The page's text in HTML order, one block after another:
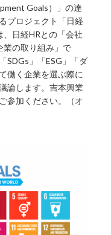
Goals）」の達
プロジェクト「日経
日経HRとの「会社
業の取り組み」で
SDGs」「ESG」「ダ
働く企業を選ぶ際に
論します。吉本興業
参加ください。（オ